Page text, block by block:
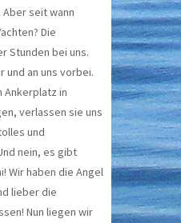
seit wann
Die
Stunden bei uns.
und an uns vorbei.
Ankerplatz in
verlassen sie uns
und
nein, es gibt
Wir haben die Angel
lieber die
Nun liegen wir